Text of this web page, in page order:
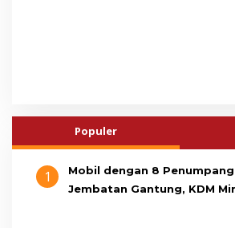
Populer
1
Mobil dengan 8
Jembatan Gantung, KDM